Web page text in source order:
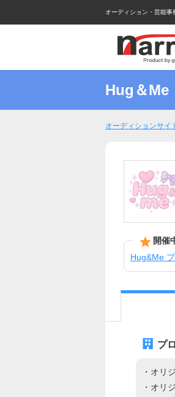
オーディション・芸能
Hug＆Me
オーディションサイ
開催
Hug&Me
プ
・オリ
・オリ